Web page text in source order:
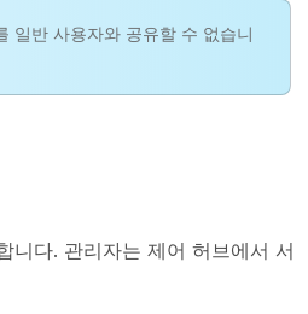
일반 사용자와 공유할 수 없습니
니다. 관리자는 제어 허브에서 서